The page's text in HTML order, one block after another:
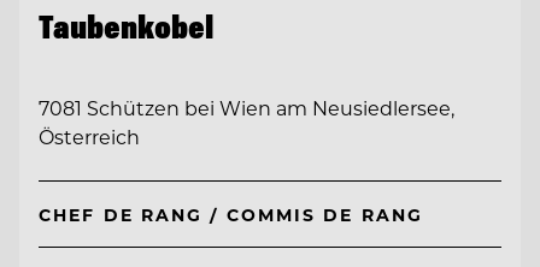
Taubenkobel
7081 Schützen bei Wien am Neusiedlersee,
Österreich
CHEF DE RANG / COMMIS DE RANG